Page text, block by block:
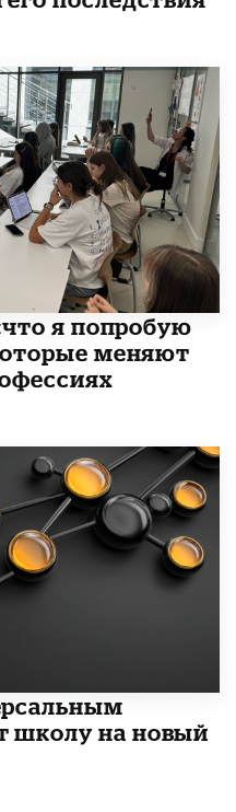
я попробую
меняют
школу на новый